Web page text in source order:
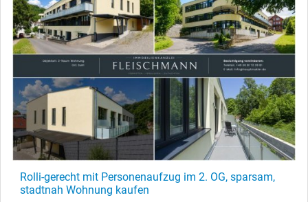
Rolli-gerecht mit Personenaufzug im 2. OG, sparsam,
stadtnah Wohnung kaufen